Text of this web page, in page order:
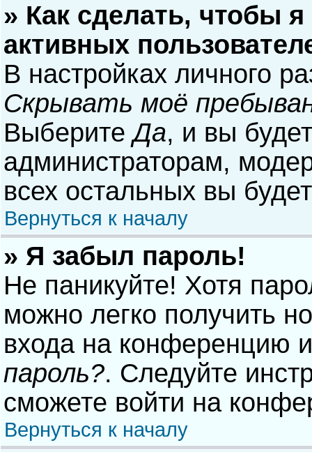
» Как сделать, чтобы
активных
В настройках личного
Скрывать моё
ВыберитеДа, и вы
администраторам,
всех остальных вы
Вернуться к началу
» Я забыл пароль!
Не паникуйте! Хотя
можно легко получить
входа на конференцию
пароль?. Следуйте
сможете войти на
Вернуться к началу